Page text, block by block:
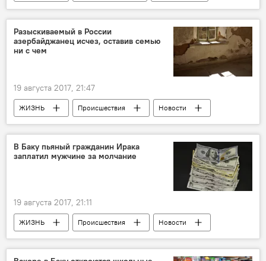
Эшги Багиров
Министерство образования АР
Проверка
Новый учебный год в Азербайджане
Разыскиваемый в России
азербайджанец исчез, оставив семью
ни с чем
19 августа 2017, 21:47
ЖИЗНЬ Происшествия
Новости
Геранбой
Азербайджан
В Баку пьяный гражданин Ирака
заплатил мужчине за молчание
19 августа 2017, 21:11
ЖИЗНЬ Происшествия
Новости
Баку
Управление полиции Насиминского района